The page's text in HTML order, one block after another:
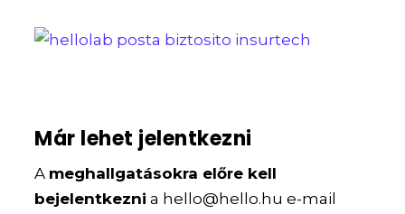
Már lehet jelentkezni
A meghallgatásokra előre kell
bejelentkezni a hello@hello.hu e-mail